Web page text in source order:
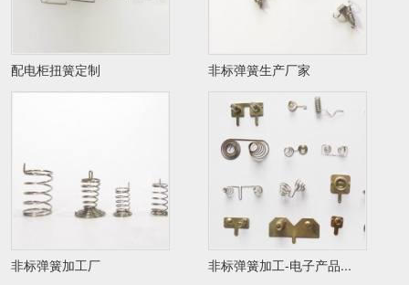
配电柜扭簧定制 非标弹簧生产厂家
非标弹簧加工厂 非标弹簧加工-电子产品...